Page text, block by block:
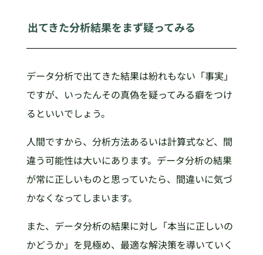
出てきた分析結果をまず疑ってみる
データ分析で出てきた結果は紛れもない「事実」
ですが、いったんその真偽を疑ってみる癖をつけ
るといいでしょう。
人間ですから、分析方法あるいは計算式など、間
違う可能性は大いにあります。データ分析の結果
が常に正しいものと思っていたら、間違いに気づ
かなくなってしまいます。
また、データ分析の結果に対し「本当に正しいの
かどうか」を見極め、最適な解決策を導いていく